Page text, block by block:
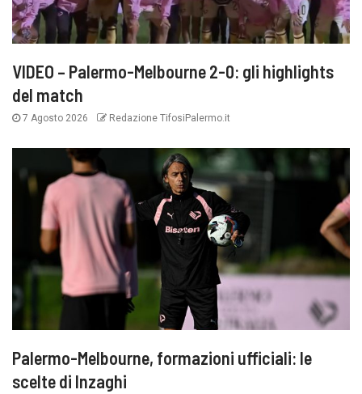
VIDEO – Palermo-Melbourne 2-0: gli highlights
del match
7 Agosto 2026 Redazione TifosiPalermo.it
Palermo-Melbourne, formazioni ufficiali: le
scelte di Inzaghi